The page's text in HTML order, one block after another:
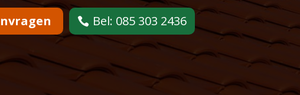
Bel: 085 303 2436